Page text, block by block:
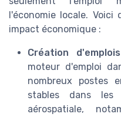
l'économie locale.
impact économique :
Création
moteur d'emploi
nombreux postes
stables dans
aérospatiale,